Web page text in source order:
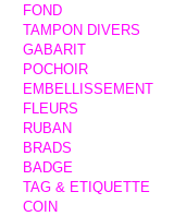
FOND
TAMPON DIVERS
GABARIT
POCHOIR
EMBELLISSEMENT
FLEURS
RUBAN
BRADS
BADGE
TAG & ETIQUETTE
COIN